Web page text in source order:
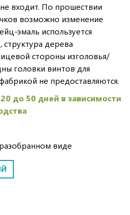
входит. По прошествии
возможно изменение
эмаль используется
дерева
стороны изголовья/
головки винтов для
не предоставляются.
до 50 дней в зависимости
виде